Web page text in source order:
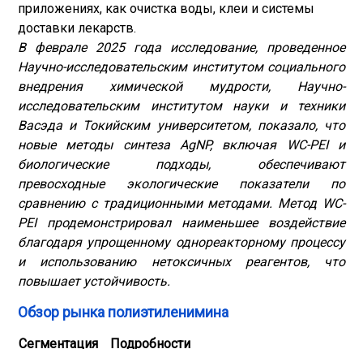
приложениях, как очистка воды, клеи и системы
доставки лекарств.
В феврале 2025 года исследование, проведенное
Научно-исследовательским институтом социального
внедрения химической мудрости, Научно-
исследовательским институтом науки и техники
Васэда и Токийским университетом, показало, что
новые методы синтеза AgNP, включая WC-PEI и
биологические подходы, обеспечивают
превосходные экологические показатели по
сравнению с традиционными методами. Метод WC-
PEI продемонстрировал наименьшее воздействие
благодаря упрощенному однореакторному процессу
и использованию нетоксичных реагентов, что
повышает устойчивость.
Обзор рынка полиэтиленимина
Сегментация
Подробности